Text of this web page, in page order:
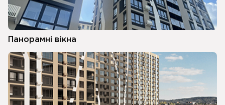
Панорамні вікна